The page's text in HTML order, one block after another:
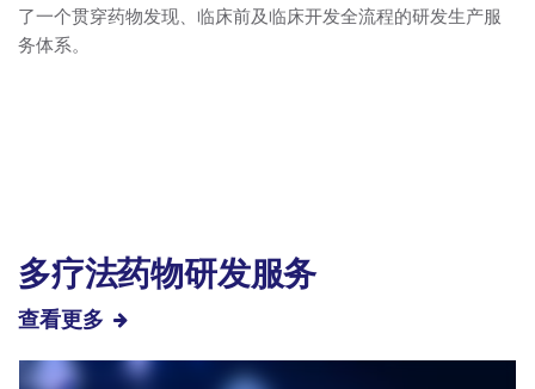
了一个贯穿药物发现、临床前及临床开发全流程的研发生产服
务体系。
多疗法药物研发服务
查看更多